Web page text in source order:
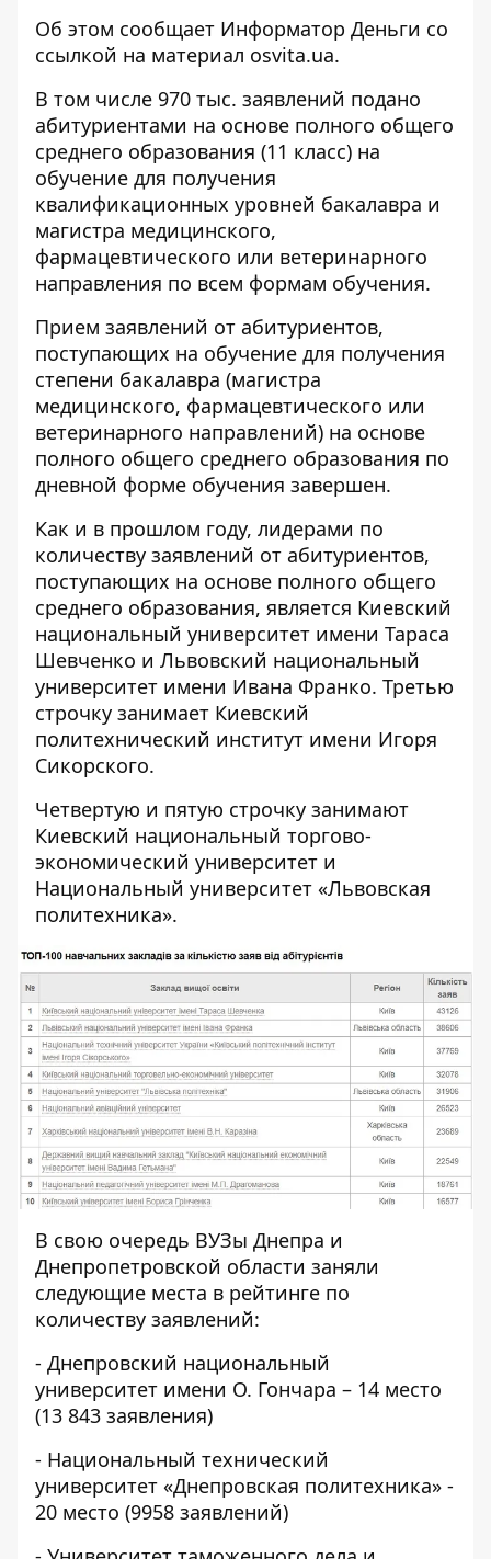
Об этом сообщает Информатор Деньги со
ссылкой на материал osvita.ua.
В том числе 970 тыс. заявлений подано
абитуриентами на основе полного общего
среднего образования (11 класс) на
обучение для получения
квалификационных уровней бакалавра и
магистра медицинского,
фармацевтического или ветеринарного
направления по всем формам обучения.
Прием заявлений от абитуриентов,
поступающих на обучение для получения
степени бакалавра (магистра
медицинского, фармацевтического или
ветеринарного направлений) на основе
полного общего среднего образования по
дневной форме обучения завершен.
Как и в прошлом году, лидерами по
количеству заявлений от абитуриентов,
поступающих на основе полного общего
среднего образования, является Киевский
национальный университет имени Тараса
Шевченко и Львовский национальный
университет имени Ивана Франко. Третью
строчку занимает Киевский
политехнический институт имени Игоря
Сикорского.
Четвертую и пятую строчку занимают
Киевский национальный торгово-
экономический университет и
Национальный университет «Львовская
политехника».
В свою очередь ВУЗы Днепра и
Днепропетровской области заняли
следующие места в рейтинге по
количеству заявлений:
- Днепровский национальный
университет имени О. Гончара – 14 место
(13 843 заявления)
- Национальный технический
университет «Днепровская политехника» -
20 место (9958 заявлений)